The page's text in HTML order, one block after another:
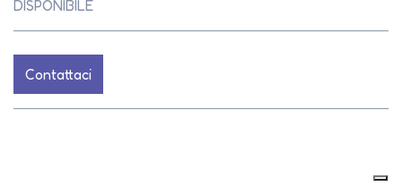
DISPONIBILE
Contattaci